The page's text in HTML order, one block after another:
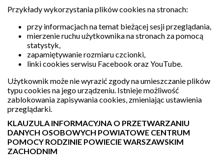
Przykłady wykorzystania plików cookies na stronach:
przy informacjach na temat bieżącej sesji przeglądania,
mierzenie ruchu użytkownika na stronach za pomocą
statystyk,
zapamiętywanie rozmiaru czcionki,
linki cookies serwisu Facebook oraz YouTube.
Użytkownik może nie wyrazić zgody na umieszczanie plików
typu cookies na jego urządzeniu. Istnieje możliwość
zablokowania zapisywania cookies, zmieniając ustawienia
przeglądarki.
KLAUZULA INFORMACYJNA O PRZETWARZANIU
DANYCH OSOBOWYCH POWIATOWE CENTRUM
POMOCY RODZINIE POWIECIE WARSZAWSKIM
ZACHODNIM